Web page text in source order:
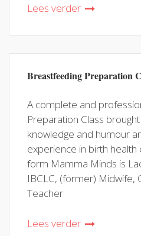
Lees verder
Breastfeeding Preparation
A complete and
Preparation Class
knowledge and humour
experience in birth health
form Mamma Minds is
IBCLC, (former) Midwife,
Teacher
Lees verder